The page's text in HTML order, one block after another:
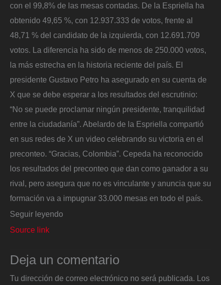
con el 99,8% de las mesas contadas. De la Espriella ha
obtenido 49,65 %, con 12.937.333 de votos, frente al
48,71 % del candidato de la izquierda, con 12.691.709
votos. La diferencia ha sido de menos de 250.000 votos,
la más estrecha en la historia reciente del país. El
presidente Gustavo Petro ha asegurado en su cuenta de
X que se debe esperar a los resultados del escrutinio:
“No se puede proclamar ningún presidente, tranquilidad
entre la ciudadanía”. Abelardo de la Espriella compartió
en sus redes de X un video celebrando su victoria en el
preconteo. “Gracias, Colombia”. Cepeda ha reconocido
los resultados del preconteo que dan como ganador a su
rival, pero asegura que no es vinculante y anuncia que su
formación va a impugnar 33.000 mesas en todo el país.
Seguir leyendo
Source link
Deja un comentario
Tu dirección de correo electrónico no será publicada. Los